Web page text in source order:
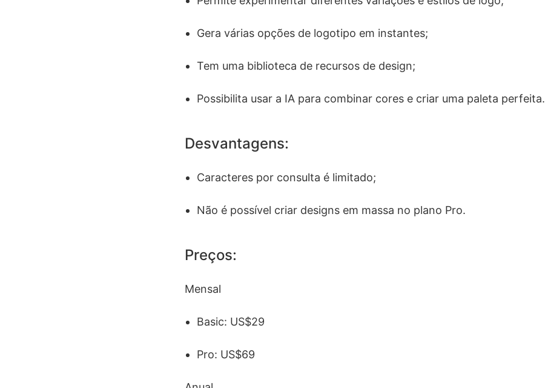
Gera várias opções de logotipo em instantes;
Tem uma biblioteca de recursos de design;
Possibilita usar a IA para combinar cores e criar uma paleta perfeita.
Desvantagens:
Caracteres por consulta é limitado;
Não é possível criar designs em massa no plano Pro.
Preços:
Mensal
Basic: US$29
Pro: US$69